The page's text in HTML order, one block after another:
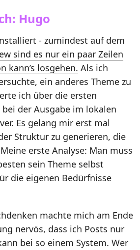
Hugo
- zumindest auf dem
sind es nur ein paar Zeilen
kann’s losgehen. Als ich
ein anderes Theme zu
ich über die ersten
der Ausgabe im lokalen
Es gelang mir erst mal
Struktur zu generieren, die
erste Analyse: Man muss
sein Theme selbst
die eigenen Bedürfnisse
machte mich am Ende
nervös, dass ich Posts nur
bei so einem System. Wer